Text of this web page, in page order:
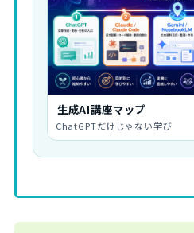
生成AI講座マップ
ChatGPTだけじゃない学び